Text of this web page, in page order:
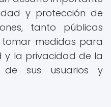
y protección de
tanto públicas
medidas para
y la privacidad de la
de sus usuarios y